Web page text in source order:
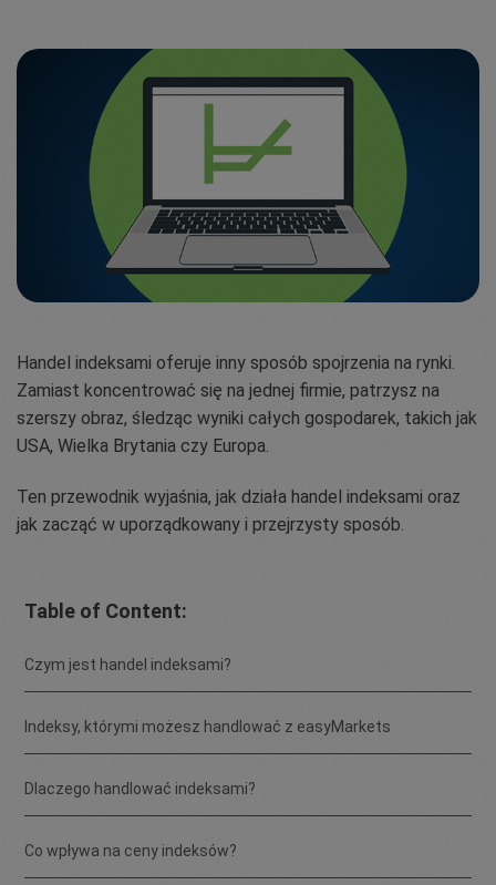
Handel indeksami oferuje inny sposób spojrzenia na rynki.
Zamiast koncentrować się na jednej firmie, patrzysz na
szerszy obraz, śledząc wyniki całych gospodarek, takich jak
USA, Wielka Brytania czy Europa.
Ten przewodnik wyjaśnia, jak działa handel indeksami oraz
jak zacząć w uporządkowany i przejrzysty sposób.
Table of Content:
Czym jest handel indeksami?
Indeksy, którymi możesz handlować z easyMarkets
Dlaczego handlować indeksami?
Co wpływa na ceny indeksów?